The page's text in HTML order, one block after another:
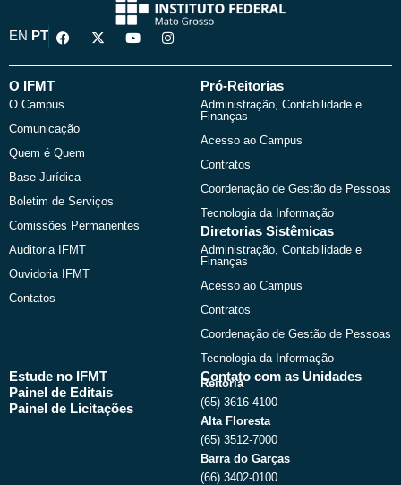
EN PT
F
a
e
o
k
X
-
w
Y
o
t
I
n
t
O IFMT
O Campus
Comunicação
Quem é Quem
Base Jurídica
Boletim de Serviços
Comissões Permanentes
Auditoria IFMT
Ouvidoria IFMT
Contatos
Pró-Reitorias
Administração, Contabilidade e
Finanças
Acesso ao Campus
Contratos
Coordenação de Gestão de Pessoas
Tecnologia da Informação
Diretorias Sistêmicas
Administração, Contabilidade e
Finanças
Acesso ao Campus
Contratos
Coordenação de Gestão de Pessoas
Tecnologia da Informação
Estude no IFMT
Painel de Editais
Painel de Licitações
Contato com as Unidades
Reitoria
(65) 3616-4100
Alta Floresta
(65) 3512-7000
Barra do Garças
(66) 3402-0100